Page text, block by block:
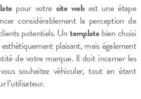
pour votre site webest une étape
considérablement la perception de
potentiels. Untemplatebien choisi
plaisant, mais également
de votre marque. Il doit incarner les
souhaitez véhiculer, tout en étant
l’utilisateur.